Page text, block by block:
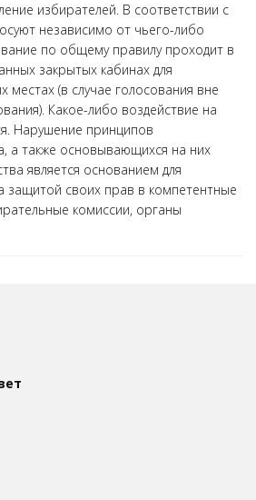
избирателей. В соответствии с
независимо от чьего-либо
по общему правилу проходит в
закрытых кабинах для
местах (в случае голосования вне
Какое-либо воздействие на
Нарушение принципов
а также основывающихся на них
является основанием для
защитой своих прав в компетентные
комиссии, органы